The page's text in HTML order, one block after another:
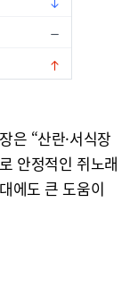
은 “산란·서식장
안정적인 쥐노래
에도 큰 도움이